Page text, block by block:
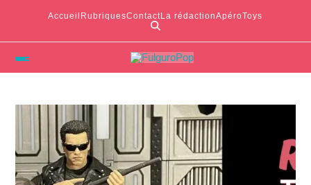
Accueil RubriquesContactLa rédactionApéroToys